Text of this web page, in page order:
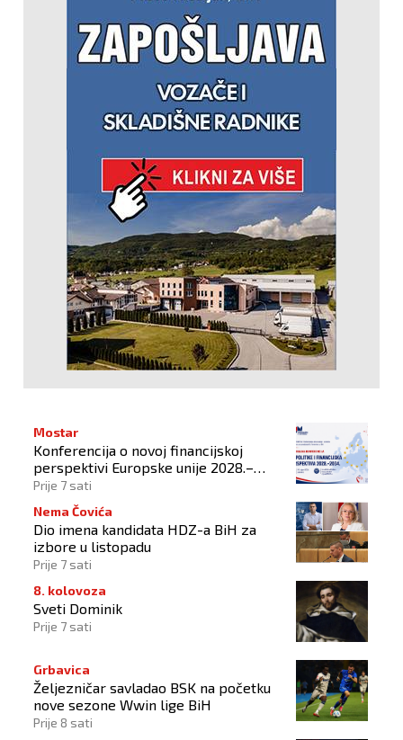
Mostar
Konferencija o novoj financijskoj
perspektivi Europske unije 2028.–
2034.
Prije 7 sati
Nema Čovića
Dio imena kandidata HDZ-a BiH za
izbore u listopadu
Prije 7 sati
8. kolovoza
Sveti Dominik
Prije 7 sati
Grbavica
Željezničar savladao BSK na početku
nove sezone Wwin lige BiH
Prije 8 sati